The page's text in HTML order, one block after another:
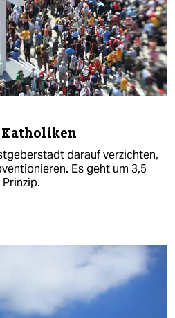
darauf verzichten,
Es geht um 3,5